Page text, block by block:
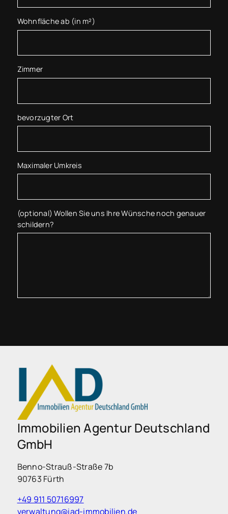
Wohnfläche ab (in m²)
Zimmer
bevorzugter Ort
Maximaler Umkreis
(optional) Wollen Sie uns Ihre Wünsche noch genauer
schildern?
Immobilien Agentur Deutschland
GmbH
Benno-Strauß-Straße 7b
90763 Fürth
+49 911 50716997
verwaltung@iad-immobilien.de